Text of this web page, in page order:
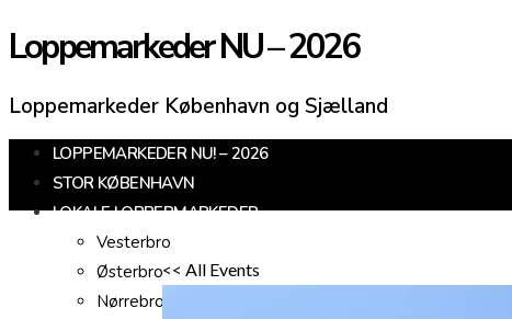
Loppemarkeder NU – 2026
Loppemarkeder København og Sjælland
LOPPEMARKEDER NU! – 2026
STOR KØBENHAVN
LOKALE LOPPERMARKEDER
Vesterbro
Østerbro
Nørrebro
<< All Events